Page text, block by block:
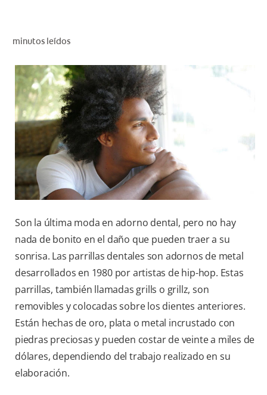
PARA PROFESIONALES
SUSCRÍBETE
minutos leídos
Son la última moda en adorno dental, pero no hay
nada de bonito en el daño que pueden traer a su
sonrisa. Las parrillas dentales son adornos de metal
desarrollados en 1980 por artistas de hip-hop. Estas
parrillas, también llamadas grills o grillz, son
removibles y colocadas sobre los dientes anteriores.
Están hechas de oro, plata o metal incrustado con
piedras preciosas y pueden costar de veinte a miles de
dólares, dependiendo del trabajo realizado en su
elaboración.